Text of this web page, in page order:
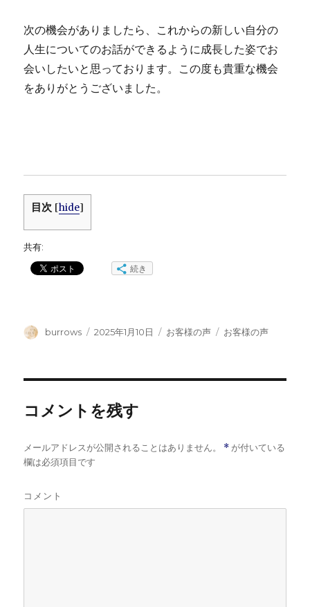
次の機会がありましたら、これからの新しい自分の
人生についてのお話ができるように成長した姿でお
会いしたいと思っております。この度も貴重な機会
をありがとうございました。
目次 [hide]
共有:
続き
投
burrows
投
2025年1月10日
カ
お客様の声
タ
お客様の声
コメントを残す
メールアドレスが公開されることはありません。 * が付いている
欄は必須項目です
コメント